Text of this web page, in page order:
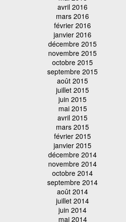
avril 2016
mars 2016
février 2016
janvier 2016
décembre 2015
novembre 2015
octobre 2015
septembre 2015
août 2015
juillet 2015
juin 2015
mai 2015
avril 2015
mars 2015
février 2015
janvier 2015
décembre 2014
novembre 2014
octobre 2014
septembre 2014
août 2014
juillet 2014
juin 2014
mai 2014